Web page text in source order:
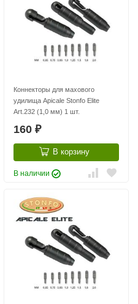
Коннекторы для махового
удилища Apicale Stonfo Elite
Art.232 (1,0 мм) 1 шт.
160 ₽
В корзину
В наличии